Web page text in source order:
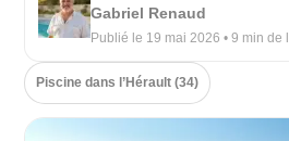
Gabriel Renaud
Publié le 19 mai 2026 • 9 min de
Piscine dans l’Hérault (34)